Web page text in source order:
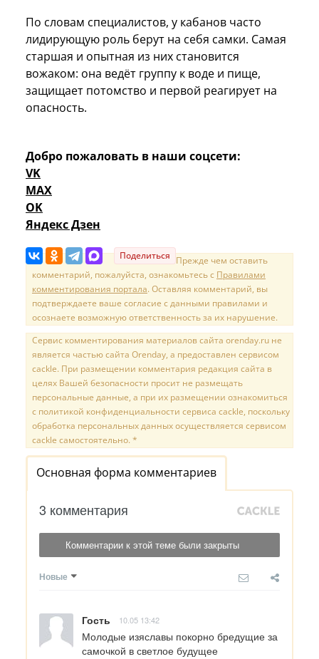
По словам специалистов, у кабанов часто
лидирующую роль берут на себя самки. Самая
старшая и опытная из них становится
вожаком: она ведёт группу к воде и пище,
защищает потомство и первой реагирует на
опасность.
Добро пожаловать в наши соцсети:
VK
MAX
OK
Яндекс Дзен
Поделиться Прежде чем оставить
комментарий, пожалуйста, ознакомьтесь с Правилами
комментирования портала. Оставляя комментарий, вы
подтверждаете ваше согласие с данными правилами и
осознаете возможную ответственность за их нарушение.
Сервис комментирования материалов сайта orenday.ru не
является частью сайта Orenday, а предоставлен сервисом
cackle. При размещении комментария редакция сайта в
целях Вашей безопасности просит не размещать
персональные данные, а при их размещении ознакомиться
с политикой конфиденциальности сервиса cackle, поскольку
обработка персональных данных осуществляется сервисом
cackle самостоятельно. *
Основная форма комментариев
3 комментария
Комментарии к этой теме были закрыты
Новые
Гость 10.05 13:42
Молодые изяславы покорно бредущие за
самочкой в светлое будущее